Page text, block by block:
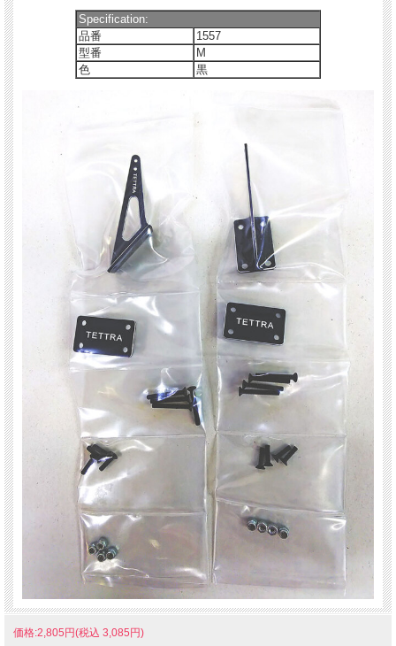
Specification:
品番
1557
型番
M
色
黒
価格:2,805円(税込 3,085円)